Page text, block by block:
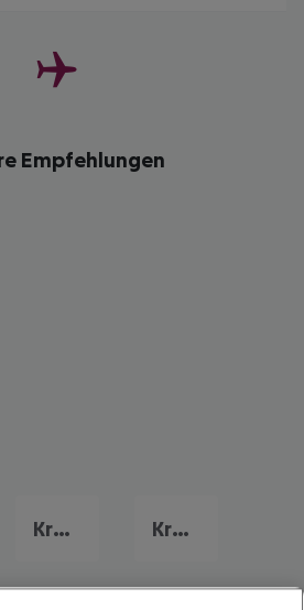
Empfehlungen
Kreta Last Minute Kroatien Last Minute